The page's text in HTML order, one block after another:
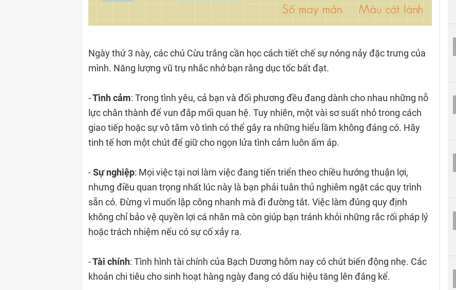
Ngày thứ 3 này, các chú Cừu trắng cần học cách tiết chế sự nóng nảy đặc trưng của
mình. Năng lượng vũ trụ nhắc nhở bạn rằng dục tốc bất đạt.
-Tình cảm: Trong tình yêu, cả bạn và đối phương đều đang dành cho nhau những nỗ
lực chân thành để vun đắp mối quan hệ. Tuy nhiên, một vài sơ suất nhỏ trong cách
giao tiếp hoặc sự vô tâm vô tình có thể gây ra những hiểu lầm không đáng có. Hãy
tinh tế hơn một chút để giữ cho ngọn lửa tình cảm luôn ấm áp.
-Sự nghiệp: Mọi việc tại nơi làm việc đang tiến triển theo chiều hướng thuận lợi,
nhưng điều quan trọng nhất lúc này là bạn phải tuân thủ nghiêm ngặt các quy trình
sẵn có. Đừng vì muốn lập công nhanh mà đi đường tắt. Việc làm đúng quy định
không chỉ bảo vệ quyền lợi cá nhân mà còn giúp bạn tránh khỏi những rắc rối pháp lý
hoặc trách nhiệm nếu có sự cố xảy ra.
-Tài chính: Tình hình tài chính của Bạch Dương hôm nay có chút biến động nhẹ. Các
khoản chi tiêu cho sinh hoạt hàng ngày đang có dấu hiệu tăng lên đáng kể.